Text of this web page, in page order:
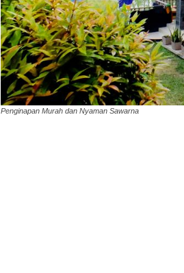
Penginapan Murah dan Nyaman Sawarna